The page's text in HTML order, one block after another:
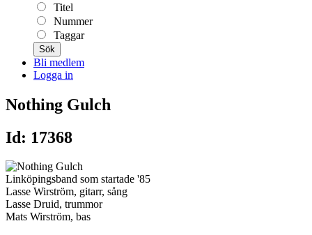
Titel
Nummer
Taggar
Sök
Bli medlem
Logga in
Nothing Gulch
Id: 17368
Linköpingsband som startade '85
Lasse Wirström, gitarr, sång
Lasse Druid, trummor
Mats Wirström, bas